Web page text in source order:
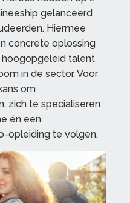
gelanceerd
Hiermee
concrete oplossing
hoogopgeleid talent
in de sector. Voor
om
zich te specialiseren
én een
opleiding te volgen.